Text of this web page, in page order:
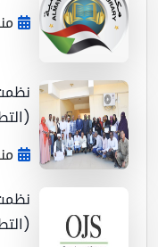
منذ
نظمت
(التطوير ا...
منذ
نظمت
(التطوي...